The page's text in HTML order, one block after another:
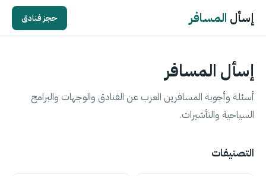
إسأل المسافر حجز فنادق
إسأل المسافر
أسئلة وأجوبة المسافرين العرب عن الفنادق والوجهات والبرامج
السياحية والتأشيرات.
التصنيفات